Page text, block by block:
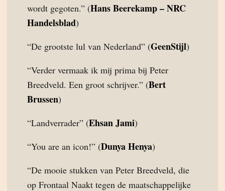
wordt gegoten.” (Hans Beerekamp – NRC
Handelsblad)
“De grootste lul van Nederland” (GeenStijl)
“Verder vermaak ik mij prima bij Peter
Breedveld. Een groot schrijver.” (Bert
Brussen)
“Landverrader” (Ehsan Jami)
“You are an icon!” (Dunya Henya)
“De mooie stukken van Peter Breedveld, die
op Frontaal Naakt tegen de maatschappelijke